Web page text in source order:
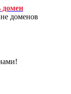
домен
доменов